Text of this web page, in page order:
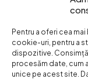
Pentru a oferi cea
cookie-uri, pentru a
dispozitive.
procesăm date, cum
unice pe acest site.
Termeni si
datelor